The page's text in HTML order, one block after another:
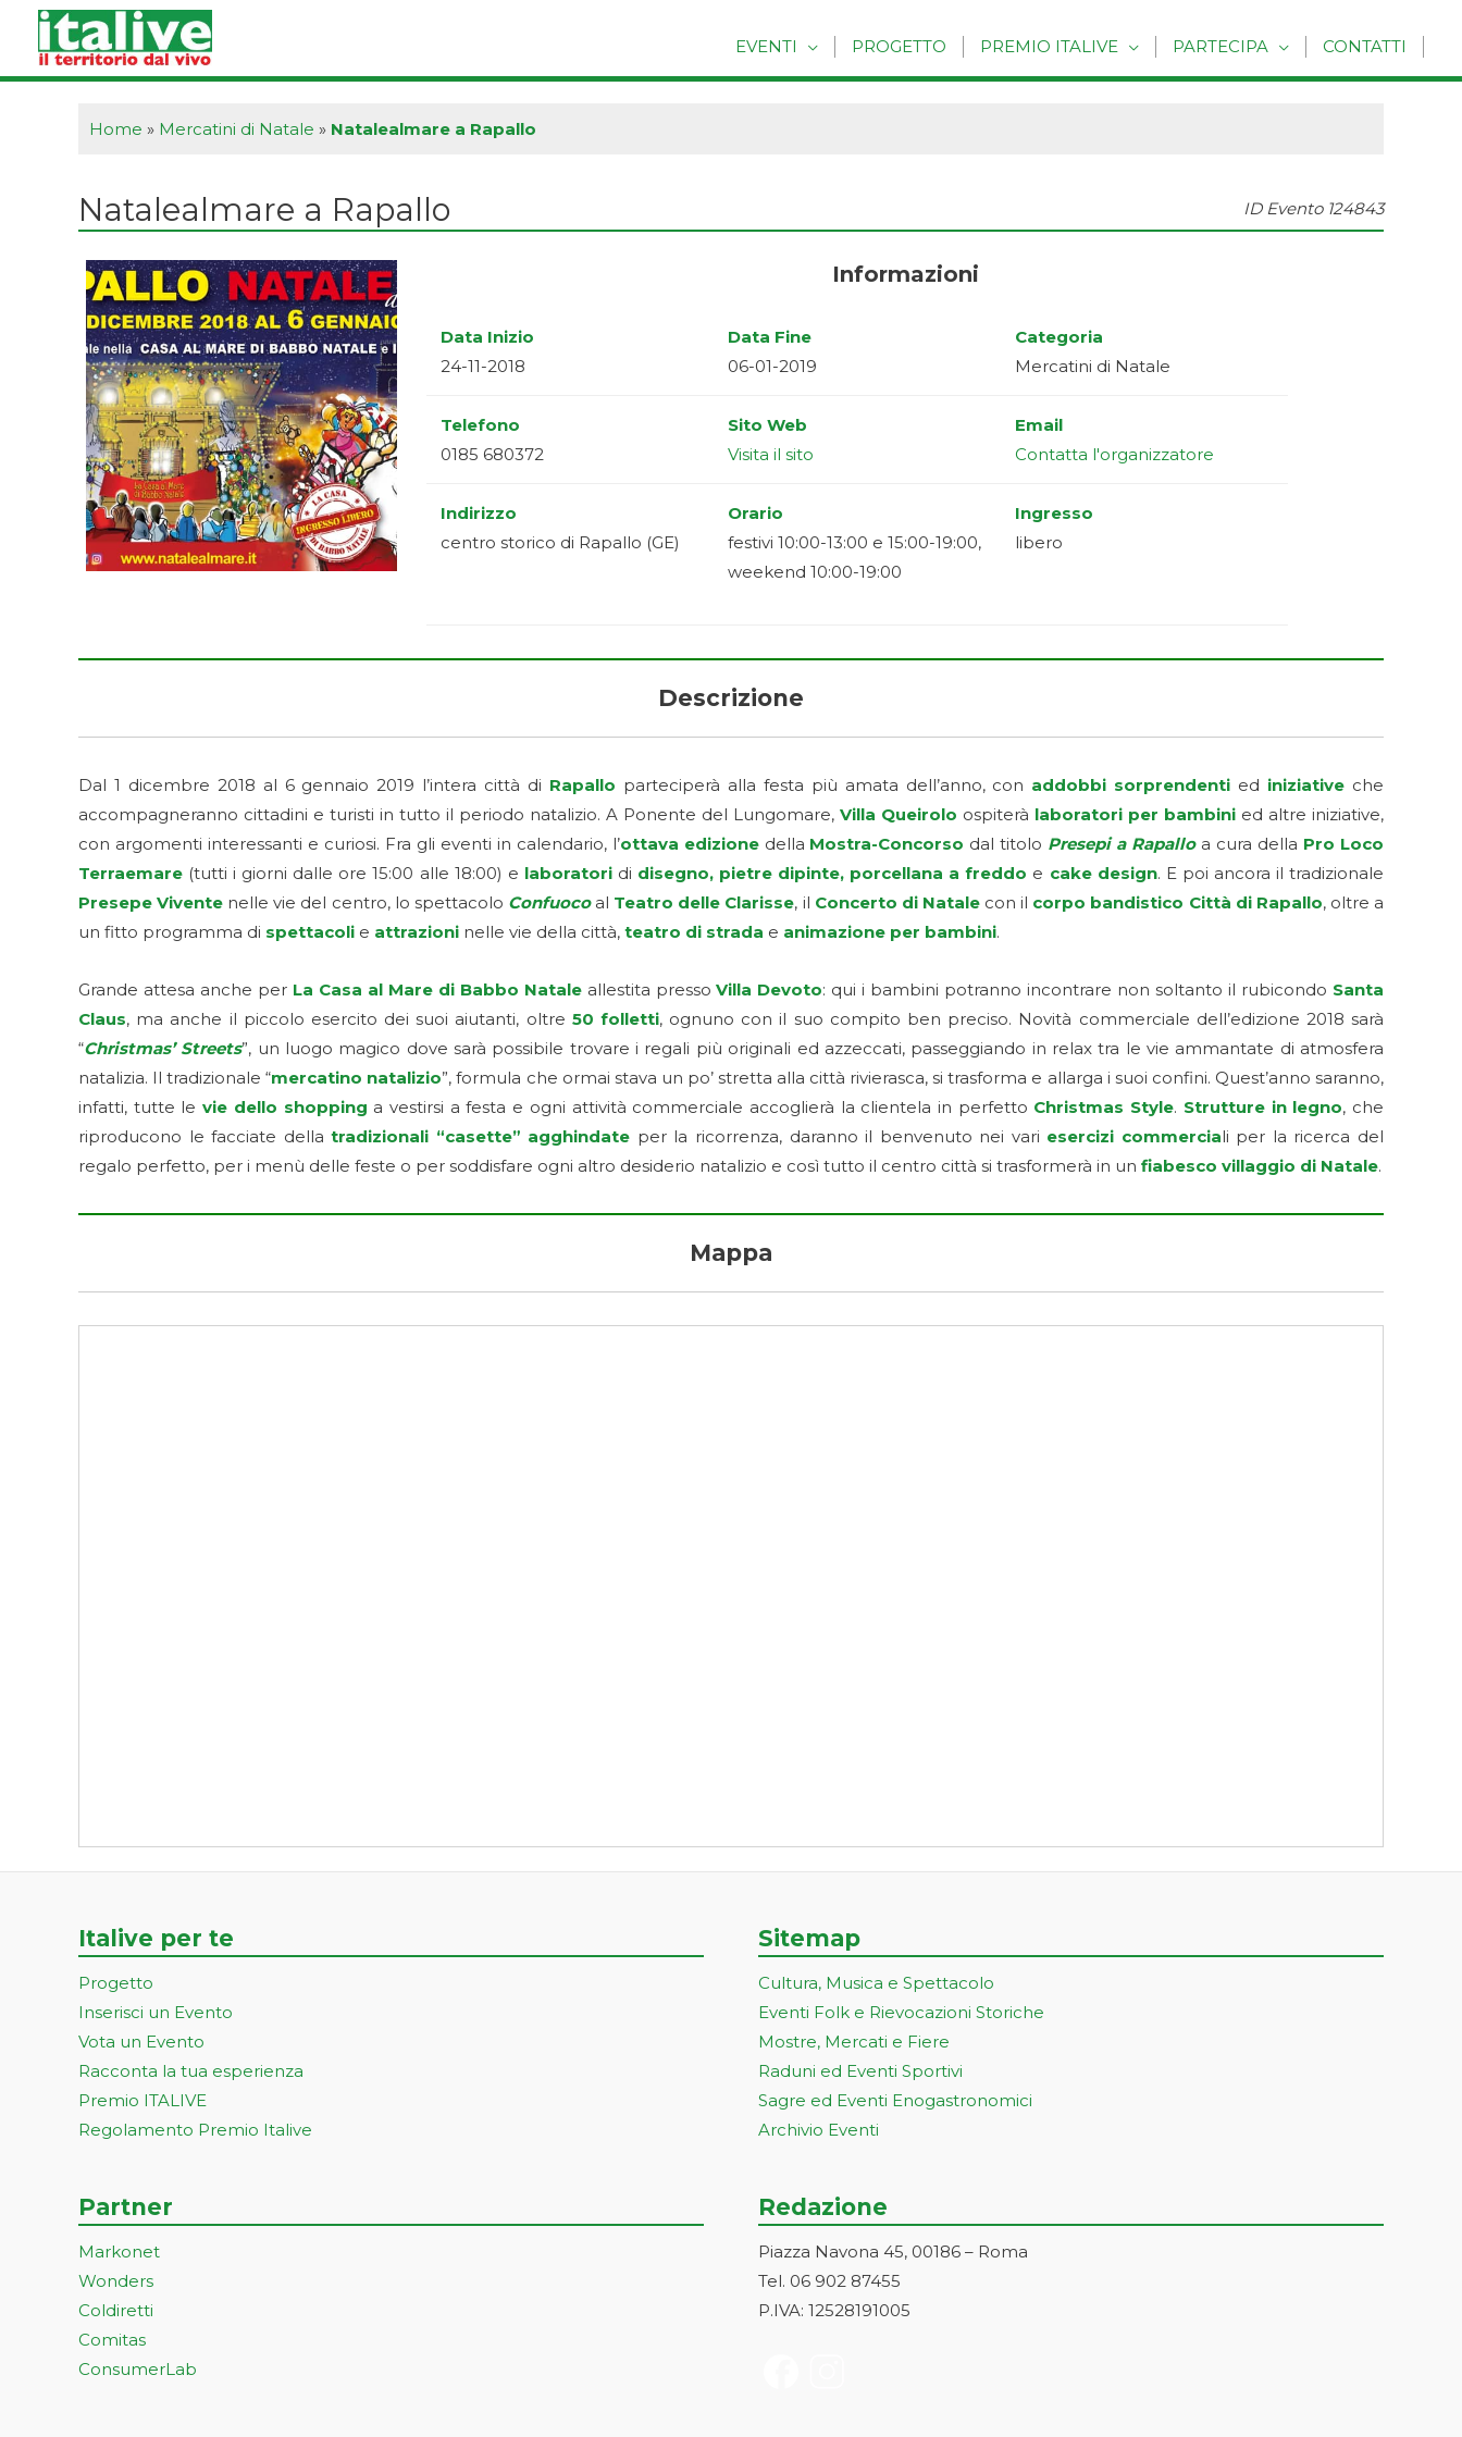
contenuto
EVENTI PROGETTO PREMIO ITALIVE PARTECIPA CONTATTI
Home » Mercatini di Natale » Natalealmare a Rapallo
Natalealmare a Rapallo ID Evento 124843
Informazioni
Data Inizio
24-11-2018
Data Fine
06-01-2019
Categoria
Mercatini di Natale
Telefono
0185 680372
Sito Web
Visita il sito
Email
Contatta l'organizzatore
Indirizzo
centro storico di Rapallo (GE)
Orario
festivi 10:00-13:00 e 15:00-19:00,
weekend 10:00-19:00
Ingresso
libero
Descrizione
Dal 1 dicembre 2018 al 6 gennaio 2019 l’intera città di Rapallo parteciperà alla festa più amata dell’anno, con addobbi sorprendenti ed iniziative che
accompagneranno cittadini e turisti in tutto il periodo natalizio. A Ponente del Lungomare, Villa Queirolo ospiterà laboratori per bambini ed altre iniziative,
con argomenti interessanti e curiosi. Fra gli eventi in calendario, l’ottava edizionedella Mostra-Concorso dal titolo Presepi a Rapalloa cura della Pro Loco
Terraemare (tutti i giorni dalle ore 15:00 alle 18:00) e laboratoridi disegno, pietre dipinte, porcellana a freddo e cake design. E poi ancora il tradizionale
Presepe Vivente nelle vie del centro, lo spettacolo Confuocoal Teatro delle Clarisse, il Concerto di Natalecon il corpo bandistico Città di Rapallo, oltre a
un fitto programma di spettacoli e attrazioni nelle vie della città, teatro di strada e animazione per bambini.
Grande attesa anche per La Casa al Mare di Babbo Nataleallestita pressoVilla Devoto: qui i bambini potranno incontrare non soltanto il rubicondo Santa
Claus, ma anche il piccolo esercito dei suoi aiutanti, oltre 50 folletti, ognuno con il suo compito ben preciso. Novità commerciale dell’edizione 2018 sarà
“Christmas’ Streets”, un luogo magico dove sarà possibile trovare i regali più originali ed azzeccati, passeggiando in relax tra le vie ammantate di atmosfera
natalizia. Il tradizionale “mercatino natalizio”, formula che ormai stava un po’ stretta alla città rivierasca, si trasforma e allarga i suoi confini. Quest’anno saranno,
infatti, tutte le vie dello shopping a vestirsi a festa e ogni attività commerciale accoglierà la clientela in perfetto Christmas Style. Strutture in legno, che
riproducono le facciate della tradizionali “casette” agghindate per la ricorrenza, daranno il benvenuto nei vari esercizi commerciali per la ricerca del
regalo perfetto, per i menù delle feste o per soddisfare ogni altro desiderio natalizio e così tutto il centro città si trasformerà in un fiabesco villaggio di Natale.
Mappa
Italive per te
Progetto
Inserisci un Evento
Vota un Evento
Racconta la tua esperienza
Premio ITALIVE
Regolamento Premio Italive
Partner
Markonet
Wonders
Coldiretti
Comitas
ConsumerLab
Sitemap
Cultura, Musica e Spettacolo
Eventi Folk e Rievocazioni Storiche
Mostre, Mercati e Fiere
Raduni ed Eventi Sportivi
Sagre ed Eventi Enogastronomici
Archivio Eventi
Redazione
Piazza Navona 45, 00186 – Roma
Tel. 06 902 87455
P.IVA: 12528191005